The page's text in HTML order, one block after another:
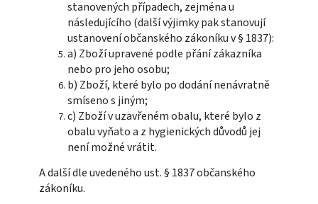
stanovených případech, zejména u
následujícího (další výjimky pak stanovují
ustanovení občanského zákoníku v § 1837):
a) Zboží upravené podle přání zákazníka
nebo pro jeho osobu;
b) Zboží, které bylo po dodání nenávratně
smíseno s jiným;
c) Zboží v uzavřeném obalu, které bylo z
obalu vyňato a z hygienických důvodů jej
není možné vrátit.
A další dle uvedeného ust. § 1837 občanského
zákoníku.